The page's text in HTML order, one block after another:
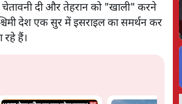
दी और तेहरान को "खाली" करने
देश एक सुर में इसराइल का समर्थन कर
रहे हैं।